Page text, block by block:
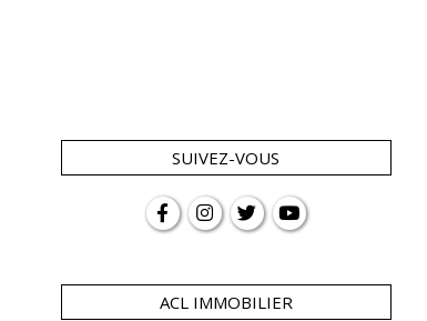
SUIVEZ-VOUS
ACL IMMOBILIER